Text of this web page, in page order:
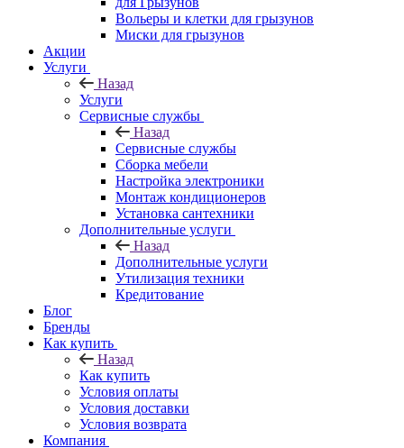
Вольеры и клетки для грызунов
Миски для грызунов
Акции
Услуги
Назад
Услуги
Сервисные службы
Назад
Сервисные службы
Сборка мебели
Настройка электроники
Монтаж кондиционеров
Установка сантехники
Дополнительные услуги
Назад
Дополнительные услуги
Утилизация техники
Кредитование
Блог
Бренды
Как купить
Назад
Как купить
Условия оплаты
Условия доставки
Условия возврата
Компания